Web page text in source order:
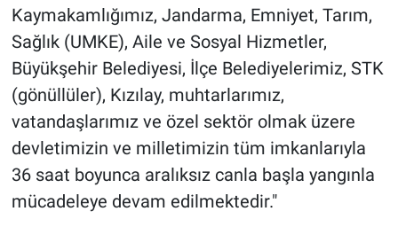
Kaymakamlığımız, Jandarma, Emniyet, Tarım,
Sağlık (UMKE), Aile ve Sosyal Hizmetler,
Büyükşehir Belediyesi, İlçe Belediyelerimiz, STK
(gönüllüler), Kızılay, muhtarlarımız,
vatandaşlarımız ve özel sektör olmak üzere
devletimizin ve milletimizin tüm imkanlarıyla
36 saat boyunca aralıksız canla başla yangınla
mücadeleye devam edilmektedir."